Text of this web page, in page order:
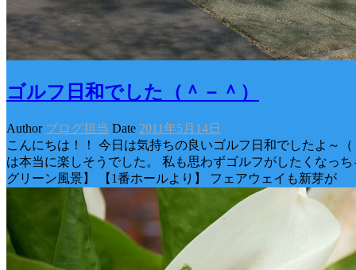
ゴルフ日和でした（＾－＾）
Author ブログ担当 Date 2011年5月14日
こんにちは！！ 今日は気持ちの良いゴルフ日和でしたよ～
は本当に楽しそうでした。 私も思わずゴルフがしたくなっ
グリーン風景】 【1番ホールより】 フェアウェイも新芽が